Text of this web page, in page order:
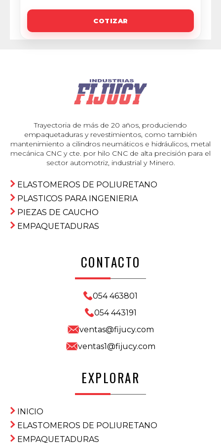
COTIZAR
Trayectoria de más de 20 años, produciendo
empaquetaduras y revestimientos, como también
mantenimiento a cilindros neumáticos e hidráulicos, metal
mecánica CNC y cte. por hilo CNC de alta precisión para el
sector automotriz, industrial y Minero.
ELASTOMEROS DE POLIURETANO
PLASTICOS PARA INGENIERIA
PIEZAS DE CAUCHO
EMPAQUETADURAS
CONTACTO
054 463801
054 443191
ventas@fijucy.com
ventas1@fijucy.com
EXPLORAR
INICIO
ELASTOMEROS DE POLIURETANO
EMPAQUETADURAS